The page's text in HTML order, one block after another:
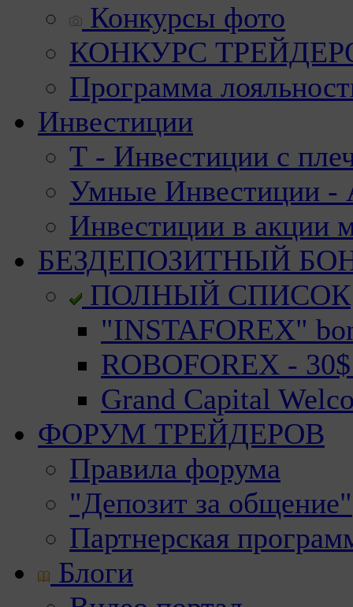
Конкурсы фото
КОНКУРС
Программа
Инвестиции
Т - Инвестиции с
Умные Инвестиции -
Инвестиции в акции
БЕЗДЕПОЗИТНЫЙ
ПОЛНЫЙ СПИСОК
"INSTAFOREX"
ROBOFOREX -
Grand Capital
ФОРУМ ТРЕЙДЕРОВ
Правила форума
"Депозит за общение"
Партнерская
Блоги